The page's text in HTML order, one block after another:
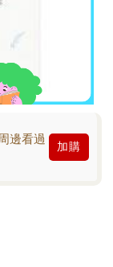
邊看過
加購